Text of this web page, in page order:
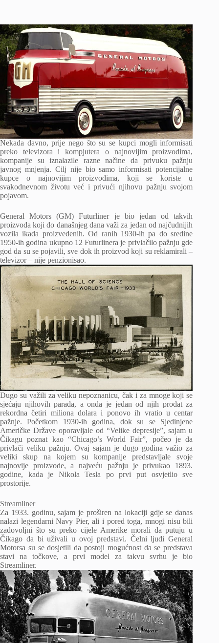
Nekada davno, prije nego što su se kupci mogli informisati
preko televizora i kompjutera o najnovijim proizvodima,
kompanije su iznalazile razne načine da privuku pažnju
javnog mnjenja. Cilj nije bio samo informisati potencijalne
kupce o najnovijim proizvodima, koji se koriste u
svakodnevnom životu već i privući njihovu pažnju svojom
pojavom.
General Motors (GM) Futurliner je bio jedan od takvih
proizvoda koji do današnjeg dana važi za jedan od najčudnijih
vozila ikada proizvedenih. Od ranih 1930-ih pa do sredine
1950-ih godina ukupno 12 Futurlinera je privlačilo pažnju gde
god da su se pojavili, sve dok ih proizvod koji su reklamirali –
televizor – nije penzionisao.
Dugo su važili za veliku nepoznanicu, čak i za mnoge koji se
sjećaju njihovih parada, a onda je jedan od njih prodat za
rekordna četiri miliona dolara i ponovo ih vratio u centar
pažnje. Početkom 1930-ih godina, dok su se Sjedinjene
Američke Države oporavljale od “Velike depresije”, sajam u
Čikagu poznat kao “Chicago’s World Fair”, počeo je da
privlači veliku pažnju. Ovaj sajam je dugo godina važio za
veliki skup na kojem su kompanije predstavljale svoje
najnovije proizvode, a najveću pažnju je privukao 1893.
godine, kada je Nikola Tesla po prvi put osvjetlio sve
prostorije.
Streamliner
Za 1933. godinu, sajam je proširen na lokaciji gdje se danas
nalazi legendarni Navy Pier, ali i pored toga, mnogi nisu bili
zadovoljni što su preko cijele Amerike morali da putuju u
Čikago da bi uživali u ovoj predstavi. Čelni ljudi General
Motorsa su se dosjetili da postoji mogućnost da se predstava
stavi na točkove, a prvi model za takvu svrhu je bio
Streamliner.